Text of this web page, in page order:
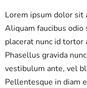
Lorem ipsum dolor sit
Aliquam faucibus
placerat nunc id tortor
Phasellus gravida
vestibulum ante, vel
Pellentesque in diam